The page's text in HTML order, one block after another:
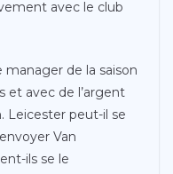
avec le club
de la saison
et avec de l’argent
Leicester peut-il se
Van
ils se le